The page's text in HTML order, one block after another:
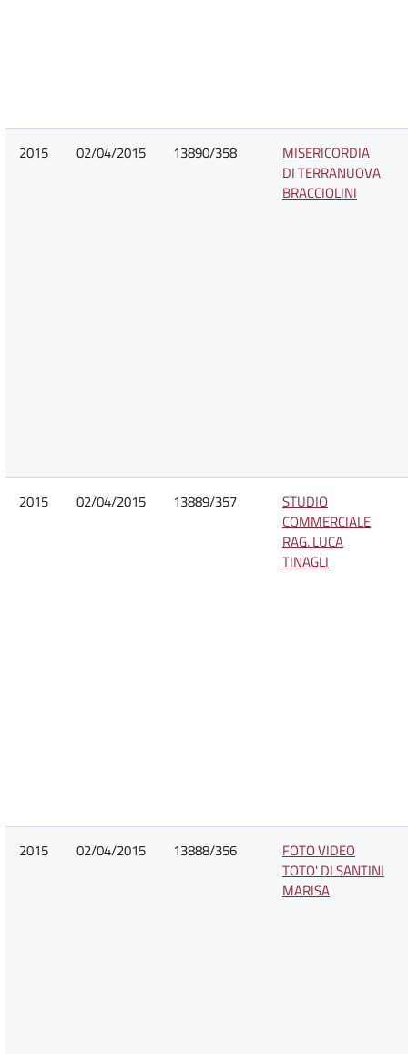
2015 02/04/2015 13890/358
MISERICORDIA
DI TERRANUOVA
BRACCIOLINI
2015 02/04/2015 13889/357
STUDIO
COMMERCIALE
RAG. LUCA
TINAGLI
2015 02/04/2015 13888/356
FOTO VIDEO
TOTO' DI SANTINI
MARISA